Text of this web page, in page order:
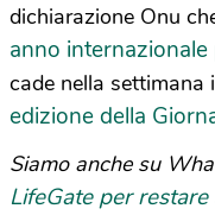
dichiarazione Onu
anno
cade nella settimana
edizione della
Siamo anche su
LifeGate per